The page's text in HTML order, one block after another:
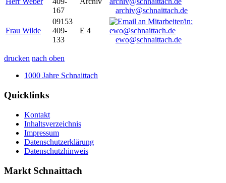
167
archiv@schnaittach.de
Frau Wilde
09153
409-
133
E 4
ewo@schnaittach.de
drucken nach oben
1000 Jahre Schnaittach
Quicklinks
Kontakt
Inhaltsverzeichnis
Impressum
Datenschutzerklärung
Datenschutzhinweis
Markt Schnaittach